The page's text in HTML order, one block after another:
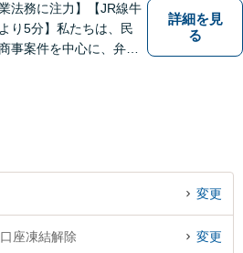
業法務に注力】【JR線牛
り5分】私たちは、民
事案件を中心に、弁護
ご相談ください。
詳細を見
る
変更
座凍結解除 変更